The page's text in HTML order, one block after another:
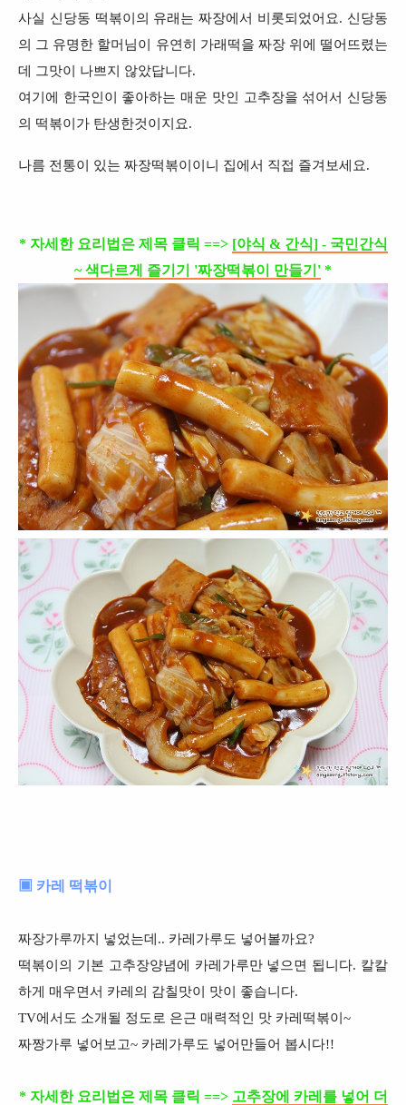
사실 신당동 떡볶이의 유래는 짜장에서 비롯되었어요. 신당동
의 그 유명한 할머님이 유연히 가래떡을 짜장 위에 떨어뜨렸는
데 그맛이 나쁘지 않았답니다.
여기에 한국인이 좋아하는 매운 맛인 고추장을 섞어서 신당동
의 떡볶이가 탄생한것이지요.
나름 전통이 있는 짜장떡볶이이니 집에서 직접 즐겨보세요.
* 자세한 요리법은 제목 클릭 ==> [야식 & 간식] - 국민간식
~ 색다르게 즐기기 '짜장떡볶이 만들기' *
▣ 카레 떡볶이
짜장가루까지 넣었는데.. 카레가루도 넣어볼까요?
떡볶이의 기본 고추장양념에 카레가루만 넣으면 됩니다. 칼칼
하게 매우면서 카레의 감칠맛이 맛이 좋습니다.
TV에서도 소개될 정도로 은근 매력적인 맛 카레떡볶이~
짜짱가루 넣어보고~ 카레가루도 넣어만들어 봅시다!!
* 자세한 요리법은 제목 클릭 ==> 고추장에 카레를 넣어 더